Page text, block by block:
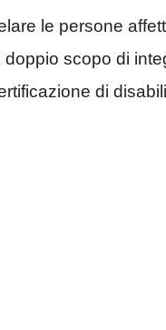
le persone
scopo di
di